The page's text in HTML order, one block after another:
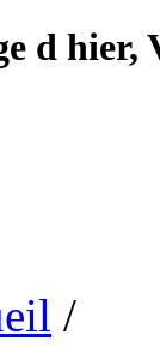
d
/